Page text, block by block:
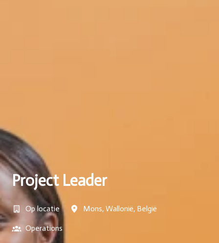
Project Leader
Op locatie Mons, Wallonië, België
Operations